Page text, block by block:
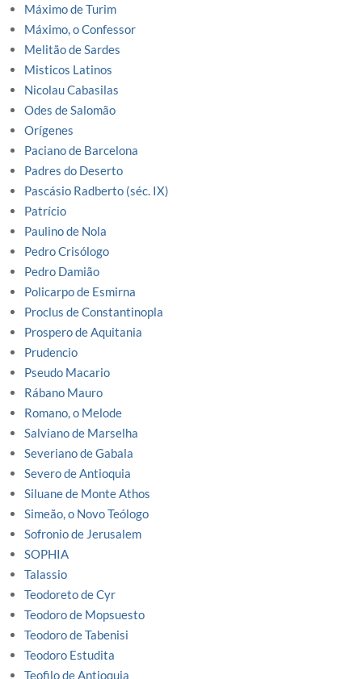
Máximo de Turim
Máximo, o Confessor
Melitão de Sardes
Misticos Latinos
Nicolau Cabasilas
Odes de Salomão
Orígenes
Paciano de Barcelona
Padres do Deserto
Pascásio Radberto (séc. IX)
Patrício
Paulino de Nola
Pedro Crisólogo
Pedro Damião
Policarpo de Esmirna
Proclus de Constantinopla
Prospero de Aquitania
Prudencio
Pseudo Macario
Rábano Mauro
Romano, o Melode
Salviano de Marselha
Severiano de Gabala
Severo de Antioquia
Siluane de Monte Athos
Simeão, o Novo Teólogo
Sofronio de Jerusalem
SOPHIA
Talassio
Teodoreto de Cyr
Teodoro de Mopsuesto
Teodoro de Tabenisi
Teodoro Estudita
Teofilo de Antioquia